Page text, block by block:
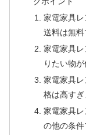
家電家具
送料は無料
家電家具
りたい物
家電家具
格は高すぎ
家電家具
の他の条